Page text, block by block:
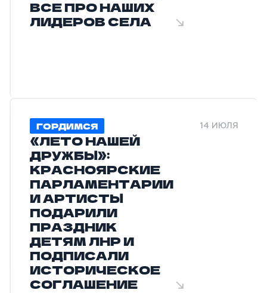
ВСЕ ПРО НАШИХ
ЛИДЕРОВ СЕЛА
ГОРДИМСЯ 14 ИЮЛЯ
«ЛЕТО НАШЕЙ
ДРУЖБЫ»:
КРАСНОЯРСКИЕ
ПАРЛАМЕНТАРИИ
И АРТИСТЫ
ПОДАРИЛИ
ПРАЗДНИК
ДЕТЯМ ЛНР И
ПОДПИСАЛИ
ИСТОРИЧЕСКОЕ
СОГЛАШЕНИЕ